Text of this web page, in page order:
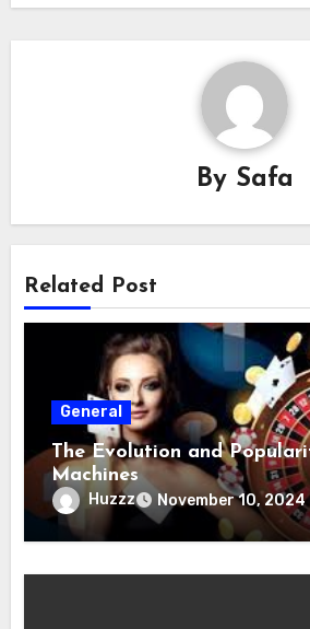
By Safa
Related Post
General
The Evolution and
Machines
Huzzz November 10, 2024